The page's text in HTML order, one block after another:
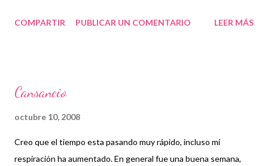
puedo explicar El dolor aumenta día a día ¿Por qué siempre
sueños.... Por favor mi angel, ven a mi Te llevaré en el camino a
siempre contigo (Por favor dejame en paz) Inglés: LOVE KILLER
I'm running through the night with naked feet The Moon shines
COMPARTIR PUBLICAR UN COMENTARIO LEER MÁS
Cansancio
octubre 10, 2008
Creo que el tiempo esta pasando muy rápido, incluso mi
respiración ha aumentado. En general fue una buena semana,